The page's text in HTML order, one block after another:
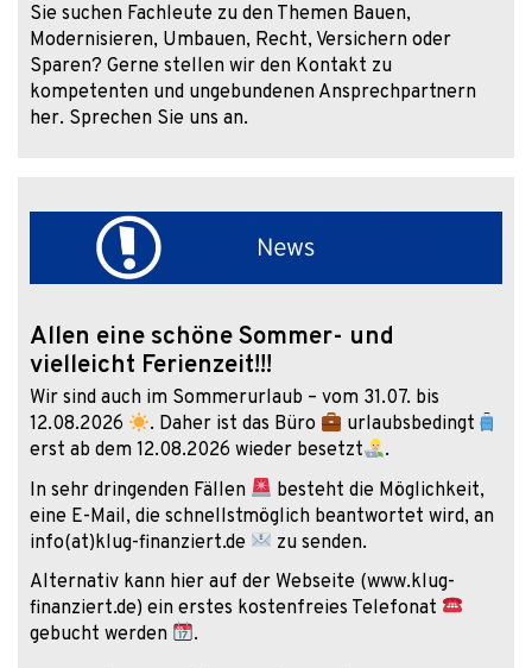
Sie suchen Fachleute zu den Themen Bauen,
Modernisieren, Umbauen, Recht, Versichern oder
Sparen? Gerne stellen wir den Kontakt zu
kompetenten und ungebundenen Ansprechpartnern
her. Sprechen Sie uns an.
Allen eine schöne Sommer- und
vielleicht Ferienzeit!!!
Wir sind auch im Sommerurlaub – vom 31.07. bis
12.08.2026
. Daher ist das Büro
urlaubsbedingt
erst ab dem 12.08.2026 wieder besetzt
.
In sehr dringenden Fällen
besteht die Möglichkeit,
eine E-Mail, die schnellstmöglich beantwortet wird, an
info(at)klug-finanziert.de
zu senden.
Alternativ kann hier auf der Webseite (www.klug-
finanziert.de) ein erstes kostenfreies Telefonat
gebucht werden
.